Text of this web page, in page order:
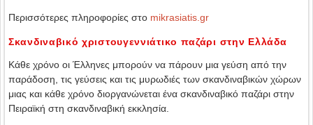
Περισσότερες πληροφορίες στο mikrasiatis.gr
Σκανδιναβικό χριστουγεννιάτικο παζάρι στην Ελλάδα
Κάθε χρόνο οι Έλληνες μπορούν να πάρουν μια γεύση από την
παράδοση, τις γεύσεις και τις μυρωδιές των σκανδιναβικών χώρων
μιας και κάθε χρόνο διοργανώνεται ένα σκανδιναβικό παζάρι στην
Πειραϊκή στη σκανδιναβική εκκλησία.